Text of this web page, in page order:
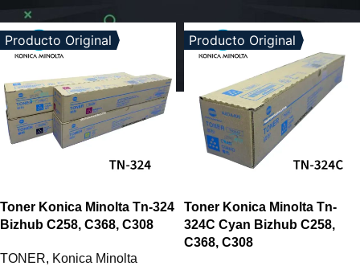
Producto Original
Toner Konica Minolta Tn-324
Bizhub C258, C368, C308
TONER, Konica Minolta
Producto Original
Toner Konica Minolta Tn-
324C Cyan Bizhub C258,
C368, C308